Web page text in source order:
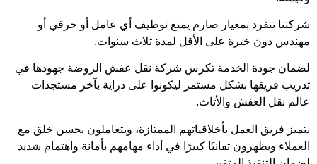
شركتنا تتفرد بمعيار صارم يمنع توظيف أي عامل أو حرفي أو
مهندس دون خبرة على الأقل لمدة ثلاث سنوات.
لضمان جودة الخدمة تكرس شركة نقل عفش الروضة جهودها في
تدريب فريقها بشكل مستمر ليكونوا على دراية بآخر مستجدات
عالم نقل العفش والأثاث.
يتميز فريق العمل بأخلاقياتهم الممتازة، ويتعاملون بحسن خلق مع
العملاء ويظهرون تفانيًا كبيرًا في أداء مهامهم بأمانة واهتمام شديد